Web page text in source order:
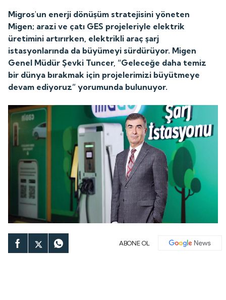
Migros'un enerji dönüşüm stratejisini yöneten
Migen; arazi ve çatı GES projeleriyle elektrik
üretimini artırırken, elektrikli araç şarj
istasyonlarında da büyümeyi sürdürüyor. Migen
Genel Müdür Şevki Tuncer, “Geleceğe daha temiz
bir dünya bırakmak için projelerimizi büyütmeye
devam ediyoruz” yorumunda bulunuyor.
ABONE OL